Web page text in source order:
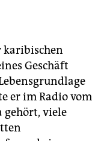
karibischen
Geschäft
er im Radio vom
gehört, viele